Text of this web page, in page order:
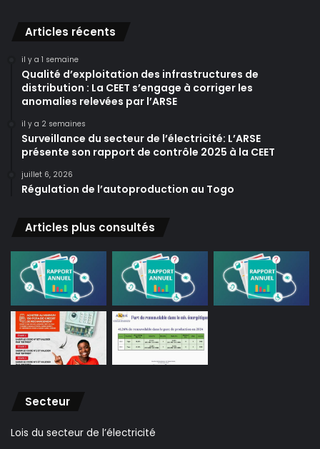
Articles récents
il y a 1 semaine
Qualité d’exploitation des infrastructures de
distribution : La CEET s’engage à corriger les
anomalies relevées par l’ARSE
il y a 2 semaines
Surveillance du secteur de l’électricité: L’ARSE
présente son rapport de contrôle 2025 à la CEET
juillet 6, 2026
Régulation de l’autoproduction au Togo
Articles plus consultés
Secteur
Lois du secteur de l’électricité